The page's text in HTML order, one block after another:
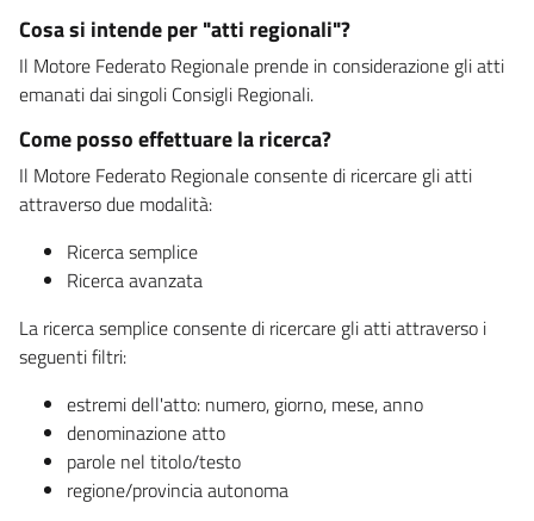
Cosa si intende per "atti regionali"?
Il Motore Federato Regionale prende in considerazione gli atti
emanati dai singoli Consigli Regionali.
Come posso effettuare la ricerca?
Il Motore Federato Regionale consente di ricercare gli atti
attraverso due modalità:
Ricerca semplice
Ricerca avanzata
La ricerca semplice consente di ricercare gli atti attraverso i
seguenti filtri:
estremi dell'atto: numero, giorno, mese, anno
denominazione atto
parole nel titolo/testo
regione/provincia autonoma